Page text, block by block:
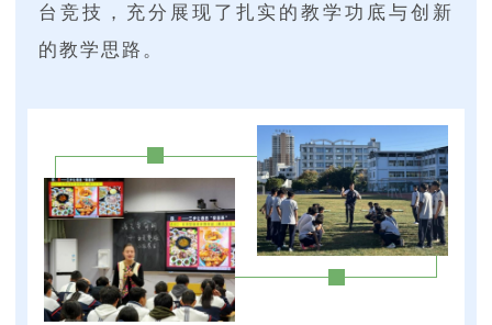
台竞技，充分展现了扎实的教学功底与创新
的教学思路。